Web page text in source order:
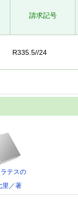
請求記号
R335.5//24
テスの
里／著